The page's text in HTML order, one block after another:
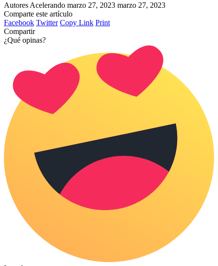
Autores Acelerando marzo 27, 2023 marzo 27, 2023
Comparte este artículo
Facebook Twitter Copy Link Print
Compartir
¿Qué opinas?